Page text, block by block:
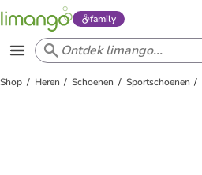
family
Shop Heren Schoenen Sportschoenen